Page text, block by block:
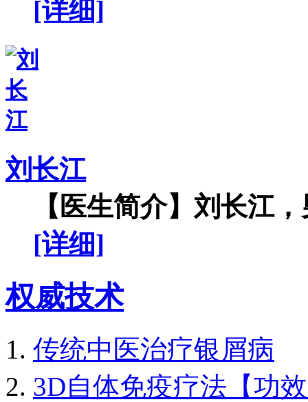
[详细]
刘长江
【医生简介】刘长江
[详细]
权威技术
传统中医治疗银屑病
3D自体免疫疗法【功